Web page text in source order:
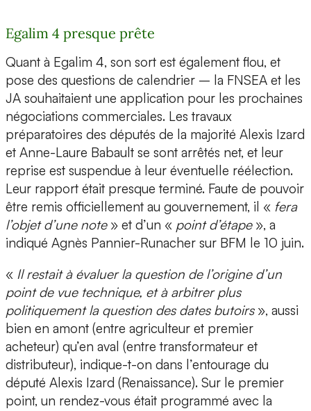
Egalim 4 presque prête
Quant à Egalim 4, son sort est également flou, et
pose des questions de calendrier – la FNSEA et les
JA souhaitaient une application pour les prochaines
négociations commerciales. Les travaux
préparatoires des députés de la majorité Alexis Izard
et Anne-Laure Babault se sont arrêtés net, et leur
reprise est suspendue à leur éventuelle réélection.
Leur rapport était presque terminé. Faute de pouvoir
être remis officiellement au gouvernement, il « fera
l’objet d’une note» et d’un « point d’étape», a
indiqué Agnès Pannier-Runacher sur BFM le 10 juin.
« Il restait à évaluer la question de l’origine d’un
point de vue technique, et à arbitrer plus
politiquement la question des dates butoirs», aussi
bien en amont (entre agriculteur et premier
acheteur) qu’en aval (entre transformateur et
distributeur), indique-t-on dans l’entourage du
député Alexis Izard (Renaissance). Sur le premier
point, un rendez-vous était programmé avec la